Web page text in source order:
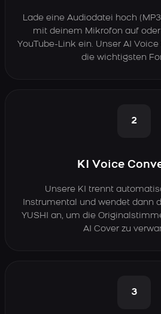
Lade eine Audiodatei hoch
mit deinem Mikrofon auf
YouTube-Link ein. Unser AI
die wichtigsten
2
KI Voice
Unsere KI trennt
Instrumental und wendet dann
YUSHI an, um die
AI Cover zu
3